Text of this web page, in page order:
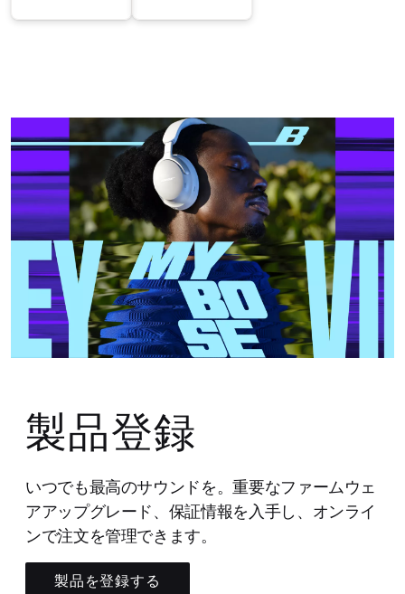
製品登録
いつでも最高のサウンドを。重要なファームウェ
アアップグレード、保証情報を入手し、オンライ
ンで注文を管理できます。
製品を登録する